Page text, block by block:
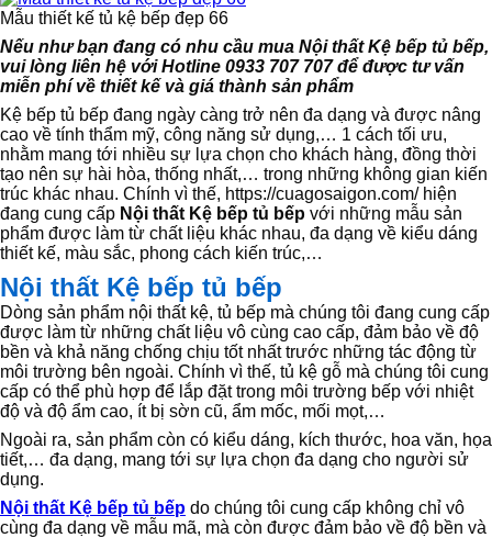
Mẫu thiết kế tủ kệ bếp đẹp 66
Nếu như bạn đang có nhu cầu mua Nội thất Kệ bếp tủ bếp,
vui lòng liên hệ với Hotline 0933 707 707 để được tư vấn
miễn phí về thiết kế và giá thành sản phẩm
Kệ bếp tủ bếp đang ngày càng trở nên đa dạng và được nâng
cao về tính thẩm mỹ, công năng sử dụng,… 1 cách tối ưu,
nhằm mang tới nhiều sự lựa chọn cho khách hàng, đồng thời
tạo nên sự hài hòa, thống nhất,… trong những không gian kiến
trúc khác nhau. Chính vì thế, https://cuagosaigon.com/ hiện
đang cung cấp Nội thất Kệ bếp tủ bếp với những mẫu sản
phẩm được làm từ chất liệu khác nhau, đa dạng về kiểu dáng
thiết kế, màu sắc, phong cách kiến trúc,…
Nội thất Kệ bếp tủ bếp
Dòng sản phẩm nội thất kệ, tủ bếp mà chúng tôi đang cung cấp
được làm từ những chất liệu vô cùng cao cấp, đảm bảo về độ
bền và khả năng chống chịu tốt nhất trước những tác động từ
môi trường bên ngoài. Chính vì thế, tủ kệ gỗ mà chúng tôi cung
cấp có thể phù hợp để lắp đặt trong môi trường bếp với nhiệt
độ và độ ẩm cao, ít bị sờn cũ, ẩm mốc, mối mọt,…
Ngoài ra, sản phẩm còn có kiểu dáng, kích thước, hoa văn, họa
tiết,… đa dạng, mang tới sự lựa chọn đa dạng cho người sử
dụng.
Nội thất Kệ bếp tủ bếp do chúng tôi cung cấp không chỉ vô
cùng đa dạng về mẫu mã, mà còn được đảm bảo về độ bền và